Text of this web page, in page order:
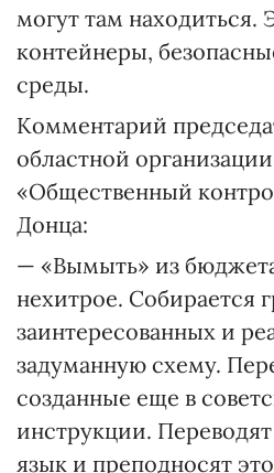
могут там находиться.
контейнеры,
среды.
Комментарий
областной
«Общественный
Донца:
— «Вымыть» из
нехитрое. Собирается
заинтересованных и
задуманную схему.
созданные еще в
инструкции.
язык и преподносят